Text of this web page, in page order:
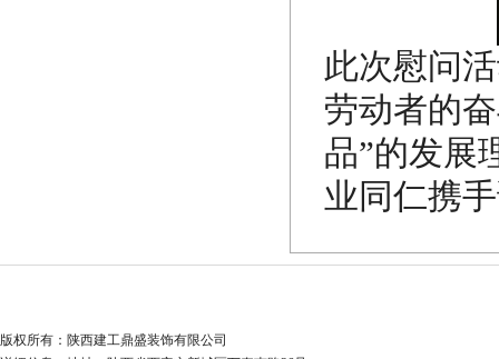
此次慰问
劳动者的
品”的发展
业同仁携
版权所有：陕西建工鼎盛装饰有限公司